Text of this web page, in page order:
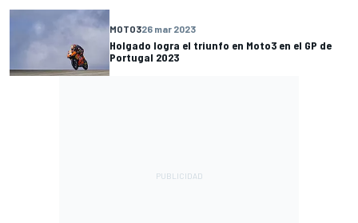
MOTO326 mar 2023
Holgado logra el triunfo en Moto3 en el GP de
Portugal 2023